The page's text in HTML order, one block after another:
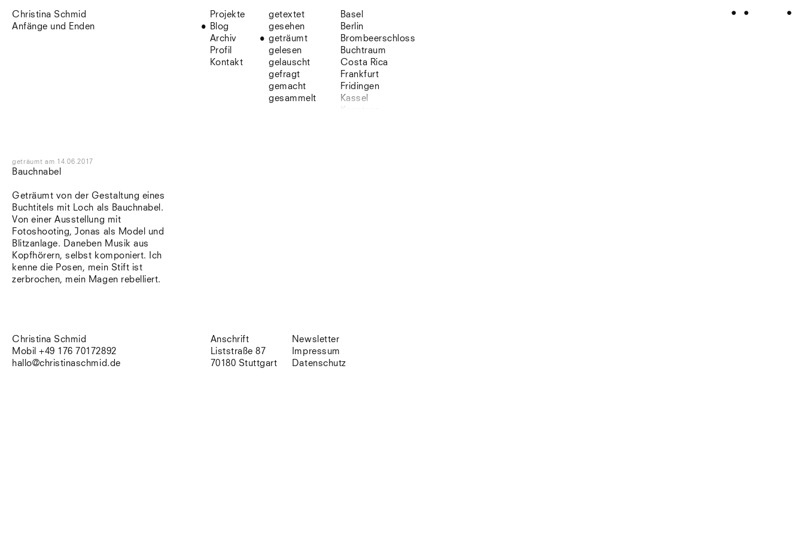
Christina Schmid
Anfänge und Enden
Projekte
Blog
Archiv
Profil
Kontakt
getextet
gesehen
geträumt
gelesen
gelauscht
gefragt
gemacht
gesammelt
Basel
Berlin
Brombeerschloss
Buchtraum
Costa Rica
Frankfurt
Fridingen
Kassel
Bauchnabel
Geträumt von der Gestaltung eines
Buchtitels mit Loch als Bauchnabel.
Von einer Ausstellung mit
Fotoshooting, Jonas als Model und
Blitzanlage. Daneben Musik aus
Kopfhörern, selbst komponiert. Ich
kenne die Posen, mein Stift ist
zerbrochen, mein Magen rebelliert.
geträumt am 14.06.2017
Christina Schmid
Mobil +49 176 70172892
hallo@christinaschmid.de
Anschrift
Liststraße 87
70180 Stuttgart
Newsletter
Impressum
Datenschutz